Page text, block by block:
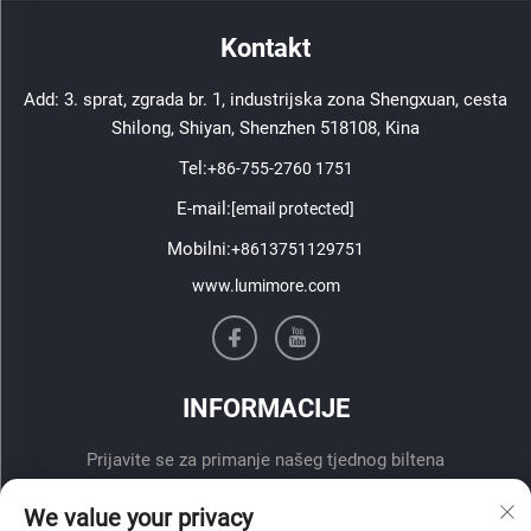
Kontakt
Add: 3. sprat, zgrada br. 1, industrijska zona Shengxuan, cesta
Shilong, Shiyan, Shenzhen 518108, Kina
Tel:+86-755-2760 1751
E-mail:[email protected]
Mobilni:+8613751129751
www.lumimore.com
INFORMACIJE
Prijavite se za primanje našeg tjednog biltena
We value your privacy